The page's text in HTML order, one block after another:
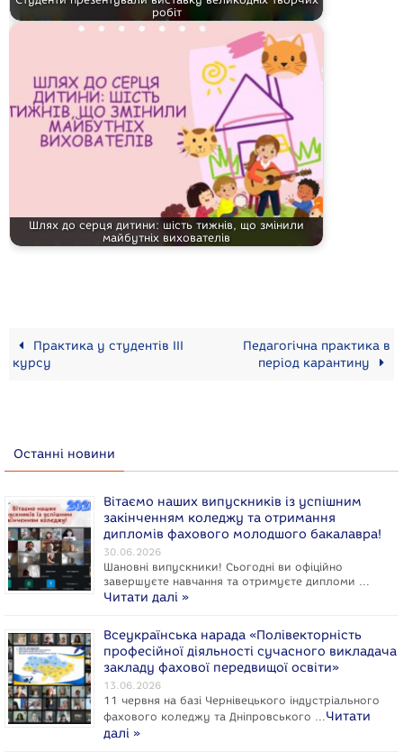
робіт
Шлях до серця дитини: шість тижнів, що змінили
майбутніх вихователів
Практика у студентів ІІІ
курсу
Педагогічна практика в
період карантину
Останні новини
Вітаємо наших випускників із успішним
закінченням коледжу та отримання
дипломів фахового молодшого бакалавра!
30.06.2026
Шановні випускники! Сьогодні ви офіційно
завершуєте навчання та отримуєте дипломи …
Читати далі »
Всеукраїнська нарада «Полівекторність
професійної діяльності сучасного викладача
закладу фахової передвищої освіти»
13.06.2026
11 червня на базі Чернівецького індустріального
фахового коледжу та Дніпровського … Читати
далі »